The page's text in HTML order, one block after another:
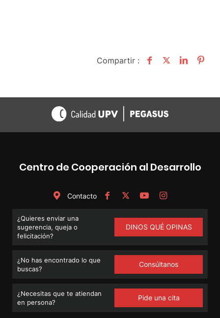
Compartir :
Centro de Cooperación al Desarrollo
Contacto
¿Quieres enviar una
sugerencia, queja o
felicitación?
DINOS QUÉ OPINAS
¿No has encontrado lo que
buscas?
Consúltanos
¿Necesitas que te atiendan
en persona?
Pide una cita